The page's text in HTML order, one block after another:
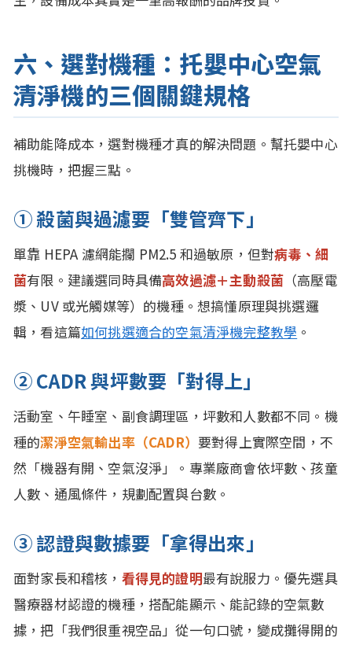
六、選對機種：托嬰中心空氣
清淨機的三個關鍵規格
補助能降成本，選對機種才真的解決問題。幫托嬰中心
挑機時，把握三點。
① 殺菌與過濾要「雙管齊下」
單靠 HEPA 濾網能攔 PM2.5 和過敏原，但對病毒、細
菌有限。建議選同時具備高效過濾＋主動殺菌 （高壓電
漿、UV 或光觸媒等）的機種。想搞懂原理與挑選邏
輯，看這篇如何挑選適合的空氣清淨機完整教學 。
② CADR 與坪數要「對得上」
活動室、午睡室、副食調理區，坪數和人數都不同。機
種的潔淨空氣輸出率（CADR） 要對得上實際空間，不
然「機器有開、空氣沒淨」。專業廠商會依坪數、孩童
人數、通風條件，規劃配置與台數。
③ 認證與數據要「拿得出來」
面對家長和稽核， 看得見的證明最有說服力。優先選具
醫療器材認證的機種，搭配能顯示、能記錄的空氣數
據，把「我們很重視空品」從一句口號，變成攤得開的